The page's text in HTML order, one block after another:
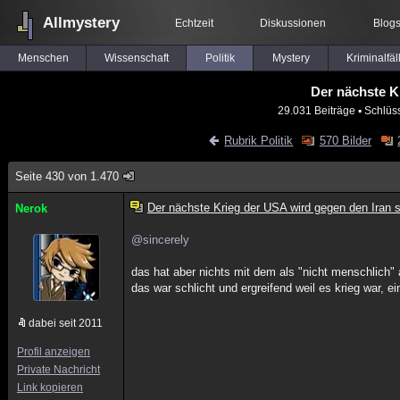
Allmystery Echtzeit Diskussionen Blogs
Menschen Wissenschaft Politik Mystery
Der nächste
29.031 Beiträge ▪
Rubrik Politik 570 Bilder
Seite 430 von 1.470
Nerok
dabei seit 2011
Profil anzeigen
Private Nachricht
Link kopieren
Der nächste Krieg der USA wird gegen den Iran
@sincerely
das hat aber nichts mit dem als "nicht menschlich"
das war schlicht und ergreifend weil es krieg war,